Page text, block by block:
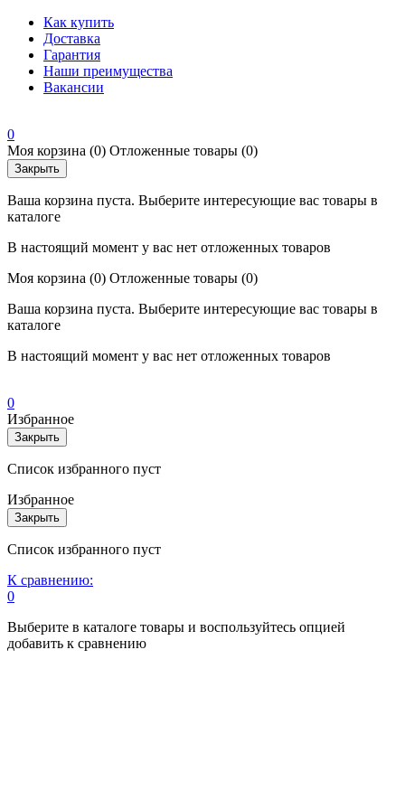
Как купить
Доставка
Гарантия
Наши преимущества
Вакансии
0
Моя корзина (0) Отложенные товары (0)
Закрыть
Ваша корзина пуста. Выберите интересующие вас товары в
каталоге
В настоящий момент у вас нет отложенных товаров
Моя корзина (0) Отложенные товары (0)
Ваша корзина пуста. Выберите интересующие вас товары в
каталоге
В настоящий момент у вас нет отложенных товаров
0
Избранное
Закрыть
Список избранного пуст
Избранное
Закрыть
Список избранного пуст
К сравнению:
0
Выберите в каталоге товары и воспользуйтесь опцией
добавить к сравнению